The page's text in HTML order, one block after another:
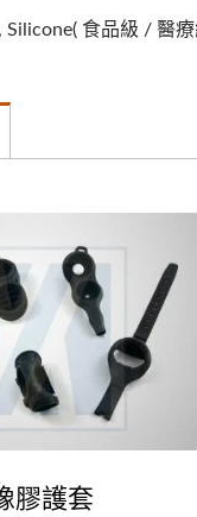
Silicone( 食品級 / 醫
膠護套